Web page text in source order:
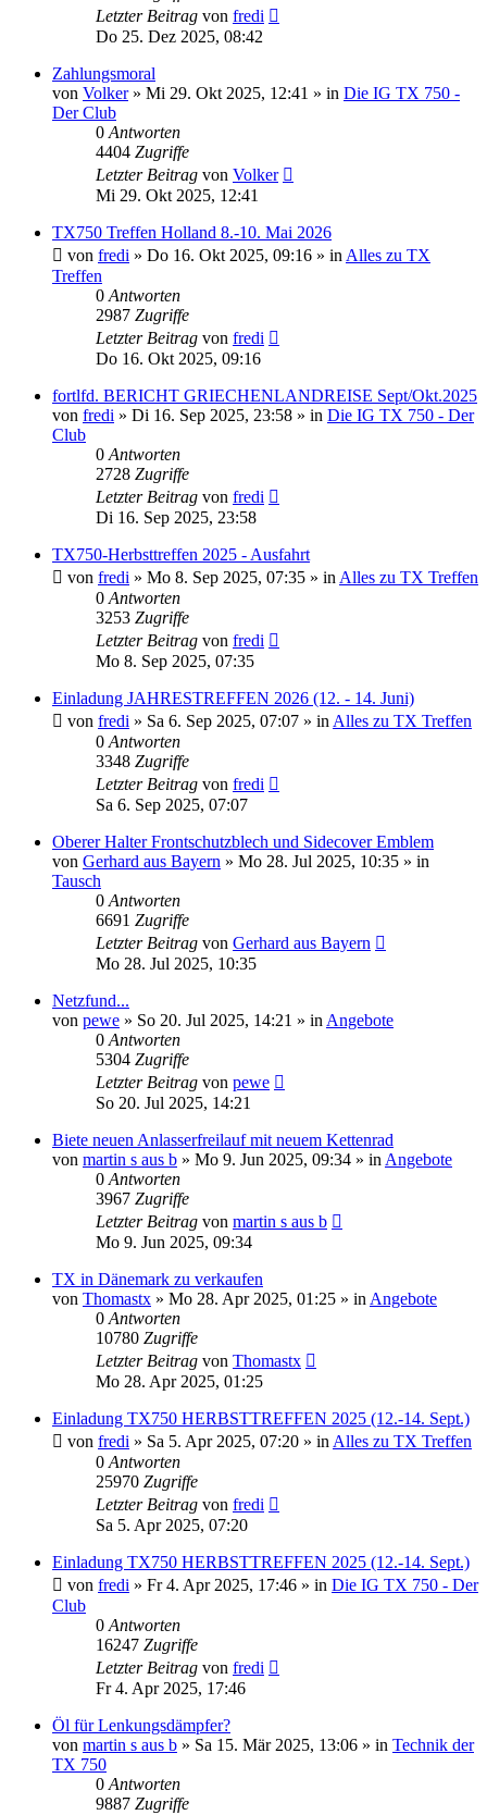
Letzter Beitrag von fredi
Do 25. Dez 2025, 08:42
Zahlungsmoral
von Volker» Mi 29. Okt 2025, 12:41 » in Die IG TX 750 -
Der Club
0 Antworten
4404 Zugriffe
Letzter Beitrag von Volker
Mi 29. Okt 2025, 12:41
TX750 Treffen Holland 8.-10. Mai 2026
von fredi » Do 16. Okt 2025, 09:16 » in Alles zu TX
Treffen
0 Antworten
2987 Zugriffe
Letzter Beitrag von fredi
Do 16. Okt 2025, 09:16
fortlfd. BERICHT GRIECHENLANDREISE Sept/Okt.2025
von fredi » Di 16. Sep 2025, 23:58 » in Die IG TX 750 - Der
Club
0 Antworten
2728 Zugriffe
Letzter Beitrag von fredi
Di 16. Sep 2025, 23:58
TX750-Herbsttreffen 2025 - Ausfahrt
von fredi » Mo 8. Sep 2025, 07:35 » in Alles zu TX Treffen
0 Antworten
3253 Zugriffe
Letzter Beitrag von fredi
Mo 8. Sep 2025, 07:35
Einladung JAHRESTREFFEN 2026 (12. - 14. Juni)
von fredi » Sa 6. Sep 2025, 07:07 » in Alles zu TX Treffen
0 Antworten
3348 Zugriffe
Letzter Beitrag von fredi
Sa 6. Sep 2025, 07:07
Oberer Halter Frontschutzblech und Sidecover Emblem
von Gerhard aus Bayern » Mo 28. Jul 2025, 10:35 » in
Tausch
0 Antworten
6691 Zugriffe
Letzter Beitrag von Gerhard aus Bayern
Mo 28. Jul 2025, 10:35
Netzfund...
von pewe » So 20. Jul 2025, 14:21 » in Angebote
0 Antworten
5304 Zugriffe
Letzter Beitrag von pewe
So 20. Jul 2025, 14:21
Biete neuen Anlasserfreilauf mit neuem Kettenrad
von martin s aus b » Mo 9. Jun 2025, 09:34 » in Angebote
0 Antworten
3967 Zugriffe
Letzter Beitrag von martin s aus b
Mo 9. Jun 2025, 09:34
TX in Dänemark zu verkaufen
von Thomastx » Mo 28. Apr 2025, 01:25 » in Angebote
0 Antworten
10780 Zugriffe
Letzter Beitrag von Thomastx
Mo 28. Apr 2025, 01:25
Einladung TX750 HERBSTTREFFEN 2025 (12.-14. Sept.)
von fredi » Sa 5. Apr 2025, 07:20 » in Alles zu TX Treffen
0 Antworten
25970 Zugriffe
Letzter Beitrag von fredi
Sa 5. Apr 2025, 07:20
Einladung TX750 HERBSTTREFFEN 2025 (12.-14. Sept.)
von fredi » Fr 4. Apr 2025, 17:46 » in Die IG TX 750 - Der
Club
0 Antworten
16247 Zugriffe
Letzter Beitrag von fredi
Fr 4. Apr 2025, 17:46
Öl für Lenkungsdämpfer?
von martin s aus b » Sa 15. Mär 2025, 13:06 » in Technik der
TX 750
0 Antworten
9887 Zugriffe